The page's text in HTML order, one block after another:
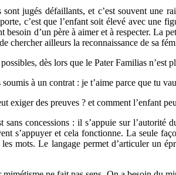
sont jugés défaillants, et c’est souvent
c’est que l’enfant soit élevé avec une
besoin d’un père à aimer et à respecter. La
chercher ailleurs la reconnaissance de sa
dès lors que le Pater Familias n’est
à un contrat : je t’aime parce que tu
exiger des preuves ? et comment l’enfant
sans concessions : il s’appuie sur
s’appuyer et cela fonctionne. La seule
mots. Le langage permet d’articuler un